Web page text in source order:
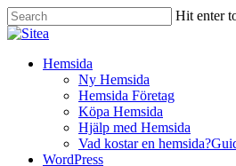
Skip
to
content
Hit enter
Close
InnehållHemsida
Ny Hemsida
Hemsida Företag
Köpa Hemsida
Hjälp med Hemsida
Vad kostar en hemsida?
WordPress